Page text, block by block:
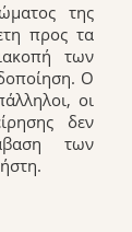
της
προς τα
των
Ο
οι
δεν
των